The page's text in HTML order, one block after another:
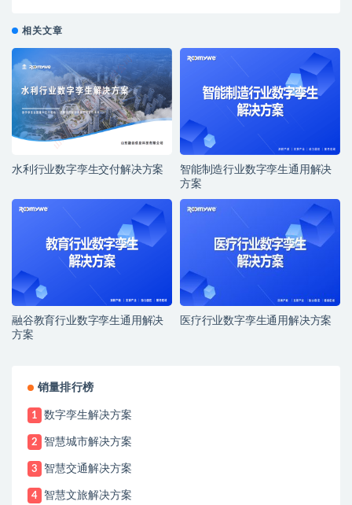
相关文章
水利行业数字孪生交付解决方案
智能制造行业数字孪生通用解决
方案
融谷教育行业数字孪生通用解决
方案
医疗行业数字孪生通用解决方案
销量排行榜
1 数字孪生解决方案
2 智慧城市解决方案
3 智慧交通解决方案
4 智慧文旅解决方案